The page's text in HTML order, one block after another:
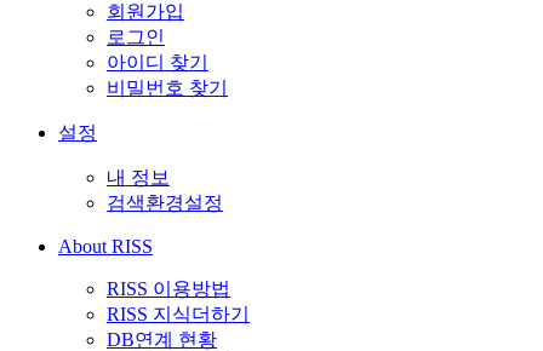
회원가입
로그인
아이디 찾기
비밀번호 찾기
설정
내 정보
검색환경설정
About RISS
RISS 이용방법
RISS 지식더하기
DB연계 현황